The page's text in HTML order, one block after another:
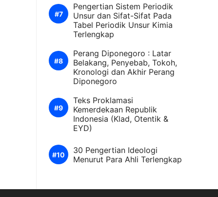
Pengertian Sistem Periodik
Unsur dan Sifat-Sifat Pada
Tabel Periodik Unsur Kimia
Terlengkap
Perang Diponegoro : Latar
Belakang, Penyebab, Tokoh,
Kronologi dan Akhir Perang
Diponegoro
Teks Proklamasi
Kemerdekaan Republik
Indonesia (Klad, Otentik &
EYD)
30 Pengertian Ideologi
Menurut Para Ahli Terlengkap